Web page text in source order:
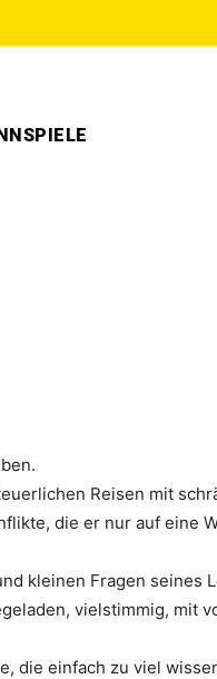
Reisen mit
die er nur auf eine
kleinen Fragen seines
vielstimmig, mit
die einfach zu viel